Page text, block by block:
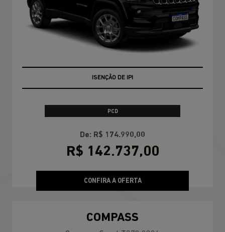
ISENÇÃO DE IPI
PCD
De: R$ 174.990,00
R$ 142.737,00
CONFIRA A OFERTA
COMPASS